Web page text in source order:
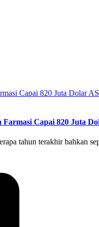
Capai 820 Juta
tahun terakhir bahkan